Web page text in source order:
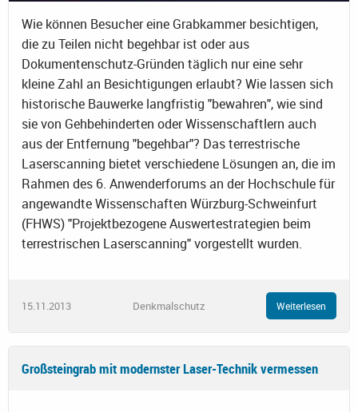
Wie können Besucher eine Grabkammer besichtigen,
die zu Teilen nicht begehbar ist oder aus
Dokumentenschutz-Gründen täglich nur eine sehr
kleine Zahl an Besichtigungen erlaubt? Wie lassen sich
historische Bauwerke langfristig "bewahren", wie sind
sie von Gehbehinderten oder Wissenschaftlern auch
aus der Entfernung "begehbar"? Das terrestrische
Laserscanning bietet verschiedene Lösungen an, die im
Rahmen des 6. Anwenderforums an der Hochschule für
angewandte Wissenschaften Würzburg-Schweinfurt
(FHWS) "Projektbezogene Auswertestrategien beim
terrestrischen Laserscanning" vorgestellt wurden.
15.11.2013 Denkmalschutz Weiterlesen
Großsteingrab mit modernster Laser-Technik vermessen